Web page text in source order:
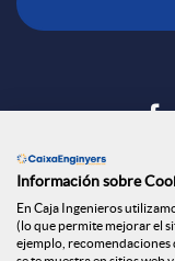
Información sobre
En Caja Ingenieros
(lo que permite mejorar el
ejemplo, recomendaciones